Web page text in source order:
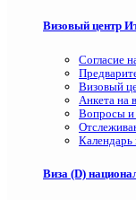
Визовый центр
Согласие
Визовый
Анкета на
Вопросы и
Календарь
Виза (D)